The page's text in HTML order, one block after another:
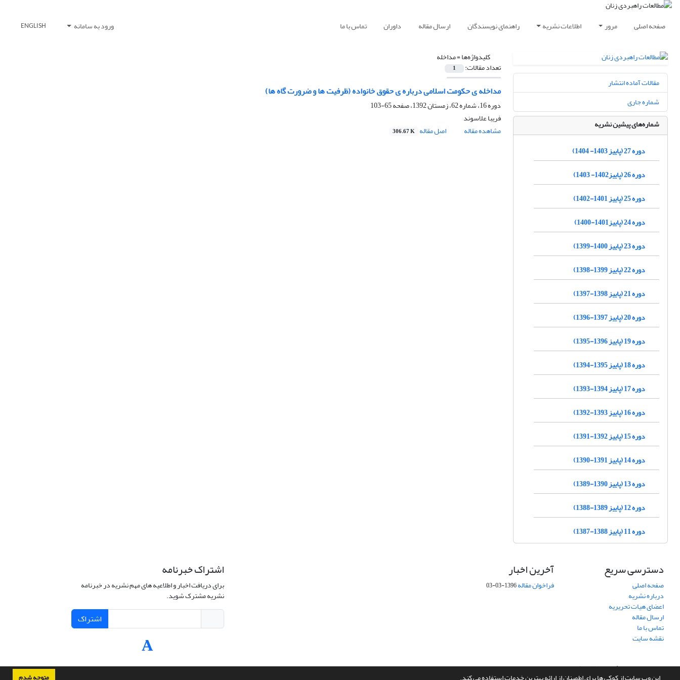
صفحه اصلی مرور اطلاعات نشریه راهنمای نویسندگان ارسال مقاله داوران تماس با ما ورود به سامانه ENGLISH
کلیدواژه‌ها =مداخله
تعداد مقالات: 1
مداخله ی حکومت اسلامی درباره ی حقوق خانواده (ظرفیت ها و ضرورت گاه ها)
دوره 16، شماره 62، زمستان 1392، صفحه
65-103
فریبا علاسوند
مشاهده مقاله
اصل مقاله 306.67 K
مقالات آماده انتشار
شماره جاری
شماره‌های پیشین نشریه
دوره 27 (پاییز 1403- 1404)
دوره 26 (پاییز1402- 1403)
دوره 25 (پاییز 1401-1402)
دوره 24 (پاییز1401-1400)
دوره 23 (پاییز 1400-1399)
دوره 22 (پاییز 1399-1398)
دوره 21 (پاییز 1398-1397)
دوره 20 (پاییز 1397-1396)
دوره 19 (پاییز 1396-1395)
دوره 18 (پاییز 1395-1394)
دوره 17 (پاییز 1394-1393)
دوره 16 (پاییز 1393-1392)
دوره 15 (پاییز 1392-1391)
دوره 14 (پاییز 1391-1390)
دوره 13 (پاییز 1390-1389)
دوره 12 (پاییز 1389-1388)
دوره 11 (پاییز 1388-1387)
دسترسی سریع
صفحه اصلی
درباره نشریه
اعضای هیات تحریریه
ارسال مقاله
تماس با ما
نقشه سایت
آخرین اخبار
فراخوان مقاله1396-03-03
اشتراک خبرنامه
برای دریافت اخبار و اطلاعیه های مهم نشریه در خبرنامه
نشریه مشترک شوید.
اشتراک
سامانه مدیریت نشریات علمی.طراحی و پیاده سازی ازسیناوب